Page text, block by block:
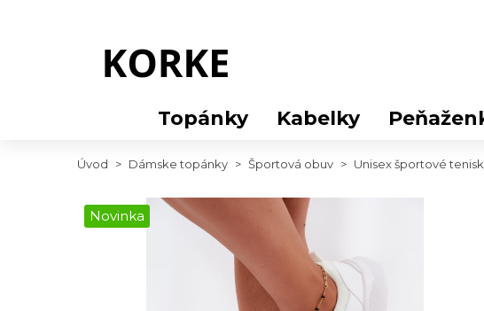
Topánky Kabelky
Úvod > Dámske topánky > Športová obuv > Unisex športové
Novinka